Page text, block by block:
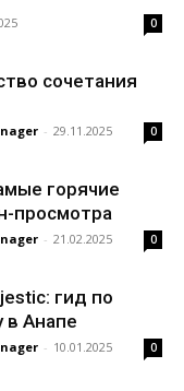
0
сочетания
- 29.11.2025 0
горячие
просмотра
- 21.02.2025 0
гид по
в Анапе
- 10.01.2025 0